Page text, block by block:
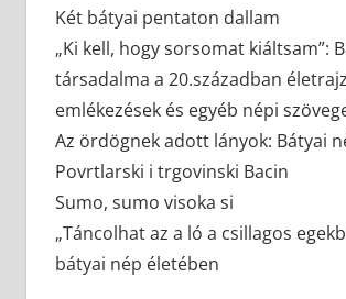
Két bátyai pentaton dallam
„Ki kell, hogy sorsomat kiáltsam”:
társadalma a 20.században
emlékezések és egyéb népi
Az ördögnek adott lányok: Bátyai
Povrtlarski i trgovinski Bacin
Sumo, sumo visoka si
„Táncolhat az a ló a csillagos
bátyai nép életében